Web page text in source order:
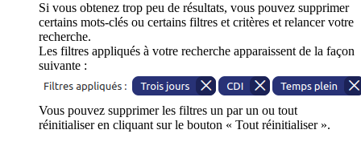
Si vous obtenez trop peu de résultats, vous pouvez supprimer
certains mots-clés ou certains filtres et critères et relancer votre
recherche.
Les filtres appliqués à votre recherche apparaissent de la façon
suivante :
Vous pouvez supprimer les filtres un par un ou tout
réinitialiser en cliquant sur le bouton « Tout réinitialiser ».